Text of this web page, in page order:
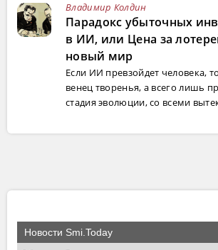
Владимир Колдин
Парадокс убыточных
в ИИ, или Цена за
новый мир
Если ИИ превзойдет человека,
венец творенья, а всего лишь
стадия эволюции, со всеми